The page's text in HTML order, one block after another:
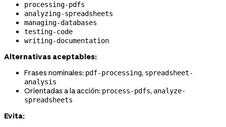
processing-pdfs
analyzing-spreadsheets
managing-databases
testing-code
writing-documentation
Alternativas aceptables:
Frases nominales: pdf-processing, spreadsheet-
analysis
Orientadas a la acción: process-pdfs, analyze-
spreadsheets
Evita: